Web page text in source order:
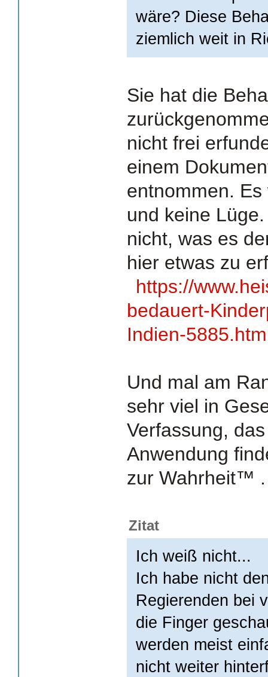
wäre? Diese
ziemlich weit in
Sie hat die
nicht frei
einem
entnommen.
und keine
nicht, was es
hier etwas zu
https://
bedauert-
Indien-
Und mal am
sehr viel in
Verfassung,
Anwendung
zur Wahrheit™ .
Zitat
Ich weiß nicht...
Ich habe nicht
Regierenden bei
die Finger
werden meist
nicht weiter